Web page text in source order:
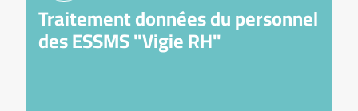
Traitement données du personnel
des ESSMS "Vigie RH"